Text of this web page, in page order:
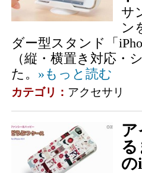
サ
ン
ダー型スタンド「
（縦・横置き対応・
た。 »もっと読む
カテゴリ： アクセサリ
の